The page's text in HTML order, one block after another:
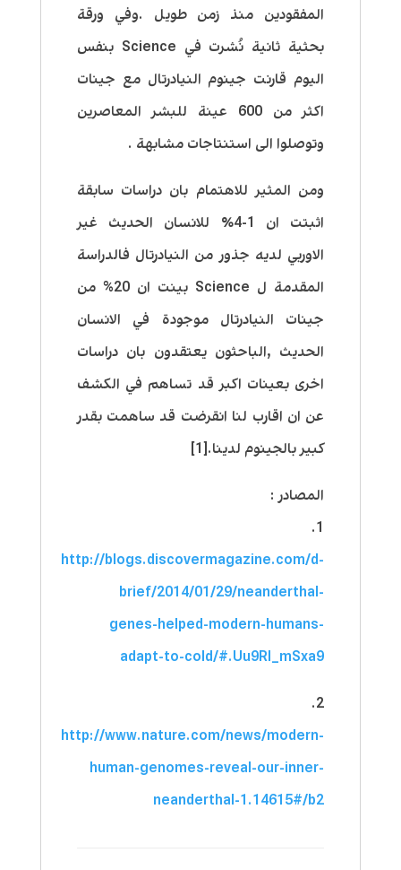
المفقودين منذ زمن طويل .وفي ورقة
بحثية ثانية نُشرت في Science بنفس
اليوم قارنت جينوم النيادرتال مع جينات
اكثر من 600 عينة للبشر المعاصرين
وتوصلوا الى استنتاجات مشابهة .
ومن المثير للاهتمام بان دراسات سابقة
اثبتت ان 1-4٪ للانسان الحديث غير
الاوربي لديه جذور من النيادرتال فالدراسة
المقدمة ل Science بينت ان 20% من
جينات النيادرتال موجودة في الانسان
الحديث ,الباحثون يعتقدون بان دراسات
اخرى بعينات اكبر قد تساهم في الكشف
عن ان اقارب لنا انقرضت قد ساهمت بقدر
كبير بالجينوم لدينا.[1]
المصادر :
1.
http://blogs.discovermagazine.com/d-
brief/2014/01/29/neanderthal-
genes-helped-modern-humans-
adapt-to-cold/#.Uu9RI_mSxa9
2.
http://www.nature.com/news/modern-
human-genomes-reveal-our-inner-
neanderthal-1.14615#/b2